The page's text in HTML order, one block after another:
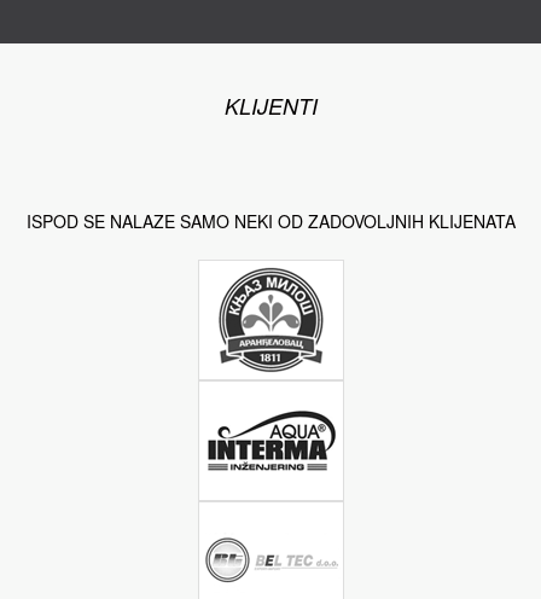
KLIJENTI
ISPOD SE NALAZE SAMO NEKI OD ZADOVOLJNIH KLIJENATA